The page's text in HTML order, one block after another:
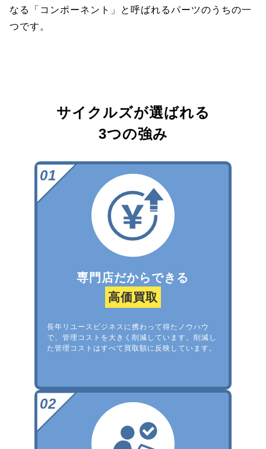
なる「コンポーネント」と呼ばれるパーツのうちの一
つです。
サイクルズが選ばれる
3つの強み
専門店だからできる
高価買取
長年リユースビジネスに携わって得たノウハウ
で、管理コストを大きく削減しています。削減し
た管理コストはすべて買取額に反映しています。